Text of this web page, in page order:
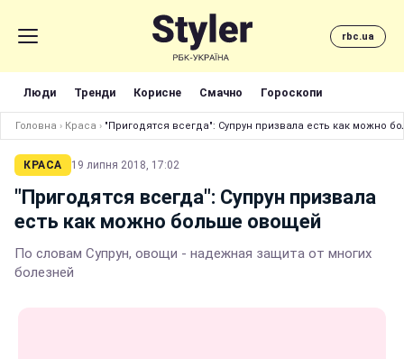
rbc.ua
Люди Тренди Корисне Смачно Гороскопи
Головна › Краса › "Пригодятся всегда": Супрун призвала есть как можно
КРАСА 19 липня 2018, 17:02
"Пригодятся всегда": Супрун призвала
есть как можно больше овощей
По словам Супрун, овощи - надежная защита от многих
болезней